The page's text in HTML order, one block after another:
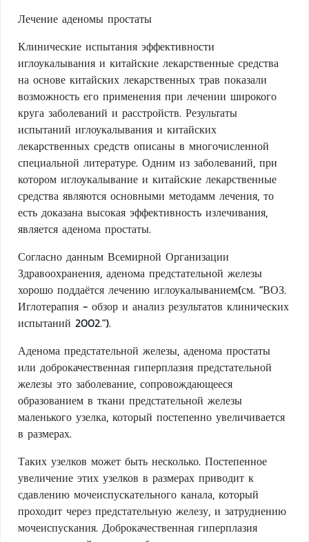
Лечение аденомы простаты
Клинические испытания эффективности
иглоукалывания и китайские лекарственные средства
на основе китайских лекарственных трав показали
возможность его применения при лечении широкого
круга заболеваний и расстройств. Результаты
испытаний иглоукалывания и китайских
лекарственных средств описаны в многочисленной
специальной литературе. Одним из заболеваний, при
котором иглоукалывание и китайские лекарственные
средства являются основными методамм лечения, то
есть доказана высокая эффективность излечивания,
является аденома простаты.
Согласно данным Всемирной Организации
Здравоохранения, аденома предстательной железы
хорошо поддаётся лечению иглоукалыванием(см. "ВОЗ.
Иглотерапия - обзор и анализ результатов клинических
испытаний 2002.").
Аденома предстательной железы, аденома простаты
или доброкачественная гиперплазия предстательной
железы это заболевание, сопровождающееся
образованием в ткани предстательной железы
маленького узелка, который постепенно увеличивается
в размерах.
Таких узелков может быть несколько. Постепенное
увеличение этих узелков в размерах приводит к
сдавлению мочеиспускательного канала, который
проходит через предстательную железу, и затруднению
мочеиспускания. Доброкачественная гиперплазия